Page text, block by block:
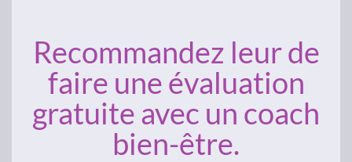
Recommandez leur de
faire une évaluation
gratuite avec un coach
bien-être.